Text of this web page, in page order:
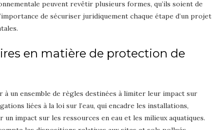
peuvent revêtir plusieurs formes, qu’ils soient de
de sécuriser juridiquement chaque étape d’un projet
en matière de protection de
un ensemble de règles destinées à limiter leur impact sur
liées à la loi sur l’eau, qui encadre les installations,
impact sur les ressources en eau et les milieux aquatiques.